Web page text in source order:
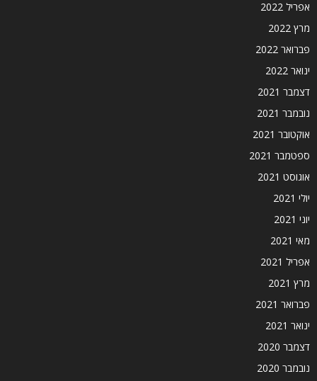
אפריל 2022
מרץ 2022
פברואר 2022
ינואר 2022
דצמבר 2021
נובמבר 2021
אוקטובר 2021
ספטמבר 2021
אוגוסט 2021
יולי 2021
יוני 2021
מאי 2021
אפריל 2021
מרץ 2021
פברואר 2021
ינואר 2021
דצמבר 2020
נובמבר 2020